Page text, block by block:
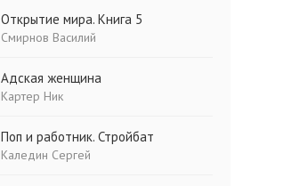
Открытие мира. Книга 5
Смирнов Василий
Адская женщина
Картер Ник
Поп и работник. Стройбат
Каледин Сергей